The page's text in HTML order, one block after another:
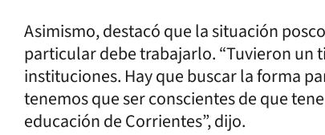
Asimismo, destacó que la situación
particular debe trabajarlo. “Tuvieron un
instituciones. Hay que buscar la forma
tenemos que ser conscientes de que
educación de Corrientes”, dijo.